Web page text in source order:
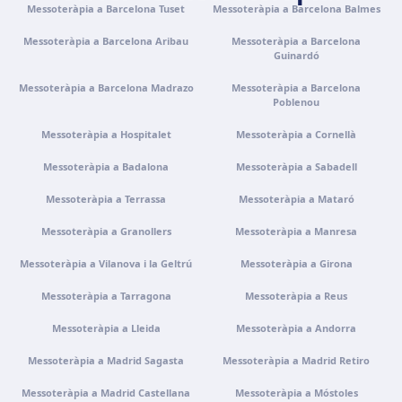
Com arribarVeure clínica
Calle Álvaro Rodríguez López, 30, 38005 Santa Cruz de
Com arribarVeure clínica
Zona Industrial, Av. Santa Maria de Vermoim, Pavilhão
Portugal · Guimarães
Rua do Pomardufe, 283, 4805-299 Guimarães, Portugal
Messoteràpia a Barcelona Tuset Messoteràpia a Barcelona Balmes
Messoteràpia a Barcelona Aribau
Messoteràpia a Barcelona
Guinardó
Messoteràpia a Barcelona Madrazo
Messoteràpia a Barcelona
Poblenou
Messoteràpia a Hospitalet Messoteràpia a Cornellà
Messoteràpia a Badalona Messoteràpia a Sabadell
Messoteràpia a Terrassa Messoteràpia a Mataró
Messoteràpia a Granollers Messoteràpia a Manresa
Messoteràpia a Vilanova i la Geltrú Messoteràpia a Girona
Messoteràpia a Tarragona Messoteràpia a Reus
Messoteràpia a Lleida Messoteràpia a Andorra
Messoteràpia a Madrid Sagasta Messoteràpia a Madrid Retiro
Messoteràpia a Madrid Castellana Messoteràpia a Móstoles